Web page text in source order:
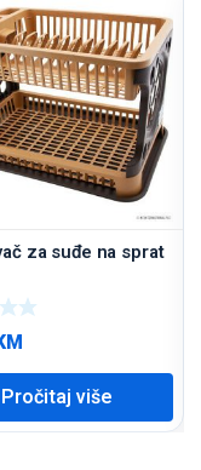
za suđe na sprat
Pročitaj više